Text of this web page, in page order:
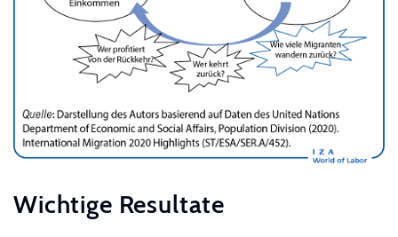
Wichtige Resultate